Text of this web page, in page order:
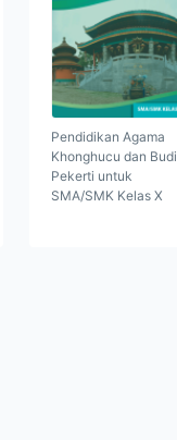
Pendidikan Agama
Khonghucu dan Budi
Pekerti untuk
SMA/SMK Kelas X